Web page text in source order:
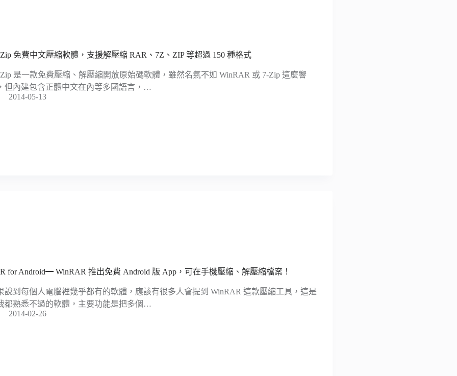
免費中文壓縮軟體，支援解壓縮 RAR、7Z、ZIP 等超過 150 種格式
是一款免費壓縮、解壓縮開放原始碼軟體，雖然名氣不如 WinRAR 或 7-Zip 這麼響
但內建包含正體中文在內等多國語言，…
2014-05-13
for Android━ WinRAR 推出免費 Android 版 App，可在手機壓縮、解壓縮檔案！
說到每個人電腦裡幾乎都有的軟體，應該有很多人會提到 WinRAR 這款壓縮工具，這是
都熟悉不過的軟體，主要功能是把多個…
2014-02-26